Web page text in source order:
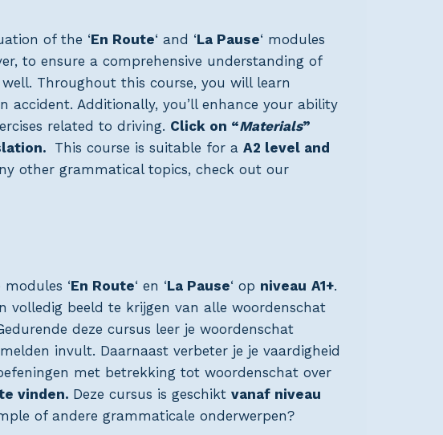
of the ‘En Route‘ and ‘La Pause‘ modules
to ensure a comprehensive understanding of
Throughout this course, you will learn
Additionally, you’ll enhance your ability
related to driving. Click on “Materials”
This course is suitable for a A2 level and
other grammatical topics, check out our
‘En Route‘ en ‘La Pause‘ op niveau A1+.
volledig beeld te krijgen van alle woordenschat
deze cursus leer je woordenschat
invult. Daarnaast verbeter je je vaardigheid
met betrekking tot woordenschat over
vinden. Deze cursus is geschikt vanaf niveau
of andere grammaticale onderwerpen?